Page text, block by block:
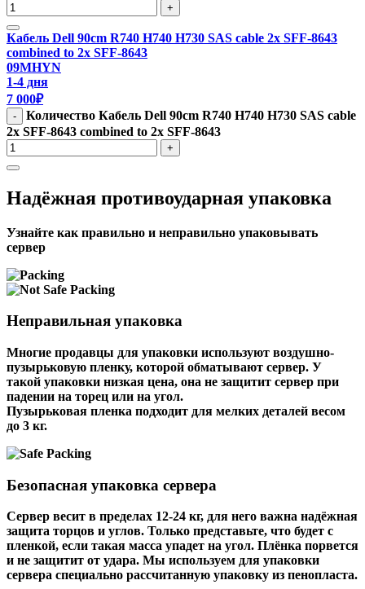
+
Кабель Dell 90cm R740 H740 H730 SAS cable 2x SFF-8643
combined to 2x SFF-8643
09MHYN
1-4 дня
7 000₽
-
Количество Кабель Dell 90cm R740 H740 H730 SAS cable
2x SFF-8643 combined to 2x SFF-8643
+
Надёжная противоударная упаковка
Узнайте как правильно и неправильно упаковывать
сервер
Неправильная упаковка
Многие продавцы для упаковки используют воздушно-
пузырьковую пленку, которой обматывают сервер. У
такой упаковки низкая цена, она не защитит сервер при
падении на торец или на угол.
Пузырьковая пленка подходит для мелких деталей весом
до 3 кг.
Безопасная упаковка сервера
Сервер весит в пределах 12-24 кг, для него важна надёжная
защита торцов и углов. Только представьте, что будет с
пленкой, если такая масса упадет на угол. Плёнка порвется
и не защитит от удара. Мы используем для упаковки
сервера специально расcчитанную упаковку из пенопласта.